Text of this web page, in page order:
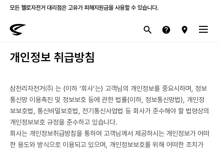
모든 첼로자전거 대리점은 고유가 피해지원금을 사용할 수 있습니다.
첼로 전 제품 삼성카드 / KB국민카드 12개월 무이자 할부 행사를 진행하고 있습니다.
산악 로드 라이프스타일
개인정보 취급방침
삼천리자전거㈜ 는 (이하 ‘회사’는) 고객님의 개인정보를 중요시하며, 정보
통신망 이용촉진 및 정보보호 등에 관한 법률(이하, 정보통신망법), 개인정
보보호법, 통신비밀보호법, 전기통신사업법 등 회사가 준수해야 할 법령상의
개인정보보호 규정을 준수하고 있습니다.
회사는 개인정보취급방침을 통하여 고객님께서 제공하시는 개인정보가 어떠
한 용도와 방식으로 이용되고 있으며, 개인정보보호를 위해 어떠한 조치가